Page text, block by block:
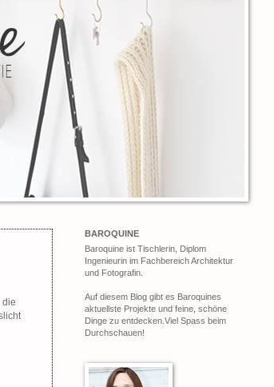
die
BAROQUINE
Baroquine ist Tischlerin, Diplom
Ingenieurin im Fachbereich Architektur
und Fotografin.
Auf diesem Blog gibt es Baroquines
aktuellste Projekte und feine, schöne
Dinge zu entdecken.Viel Spass beim
Durchschauen!